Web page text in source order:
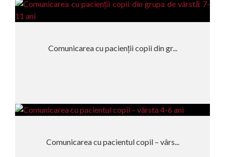
Comunicarea cu pacienții copii din gr...
Comunicarea cu pacientul copil – vârs...